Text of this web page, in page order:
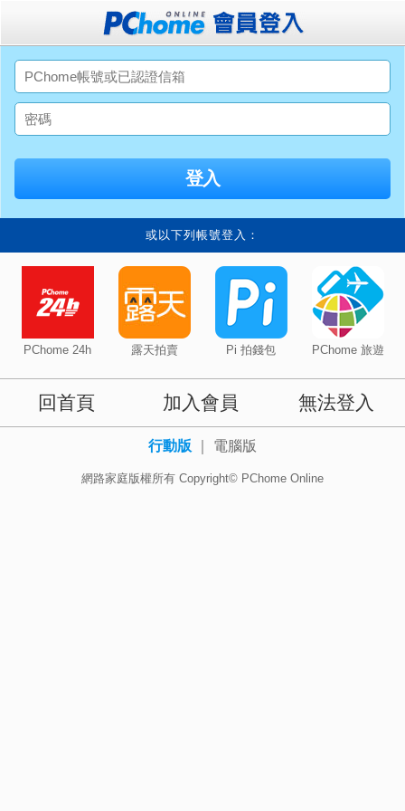
或以下列帳號登入：
PChome 24h 露天拍賣 Pi 拍錢包 PChome 旅遊
回首頁 加入會員 無法登入
行動版 電腦版
網路家庭版權所有 Copyright© PChome Online